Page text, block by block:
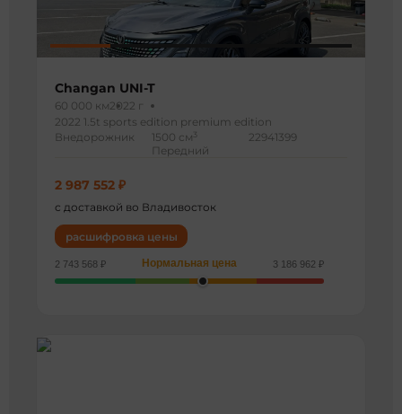
Changan UNI-T
60 000 км2022 г
2022 1.5t sports edition premium edition
Внедорожник
1500 см 3
Передний
22941399
2 987 552 ₽
с доставкой во Владивосток
расшифровка цены
2 743 568 ₽ Нормальная цена 3 186 962 ₽